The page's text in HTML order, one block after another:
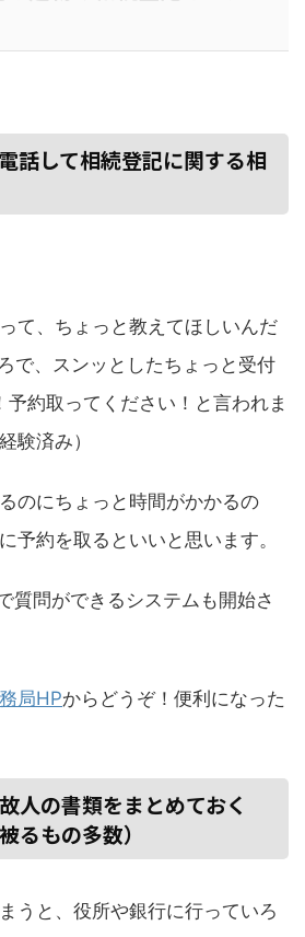
話して相続登記に関する相
て、ちょっと教えてほしいんだ
で、スンッとしたちょっと受付
約取ってください！と言われま
験済み）
のにちょっと時間がかかるの
予約を取るといいと思います。
質問ができるシステムも開始さ
局HPからどうぞ！便利になった
人の書類をまとめておく
るもの多数）
うと、役所や銀行に行っていろ